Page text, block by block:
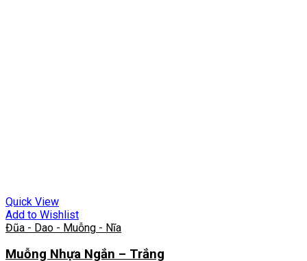
Quick View
Add to Wishlist
Đũa - Dao - Muỗng - Nĩa
Muỗng Nhựa Ngắn – Trắng